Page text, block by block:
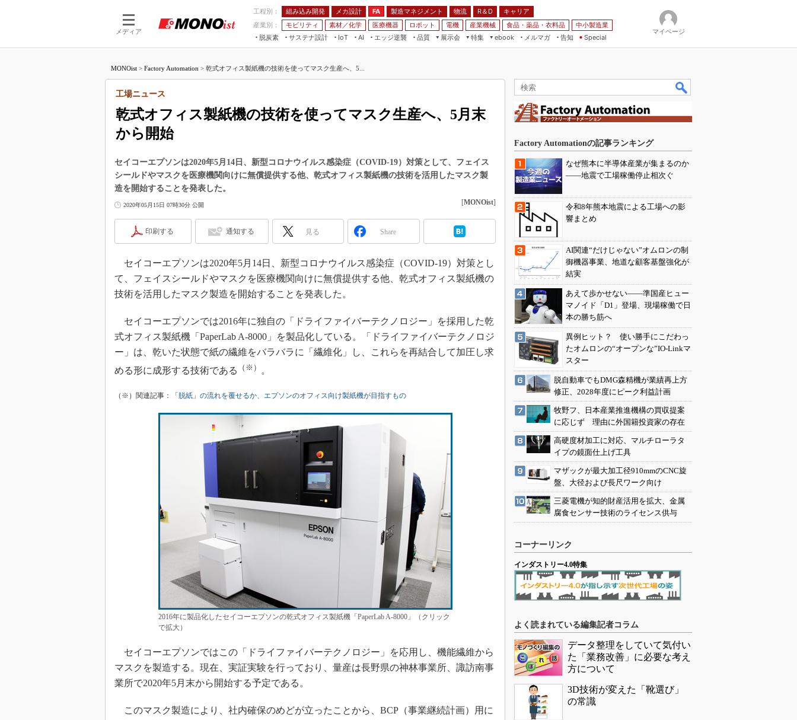
メディア
工程別： 組み込み開発 メカ設計 FA 製造マネジメント 物流 R＆D
キャリア
産業別：
モビリティ 素材／化学 医療機器 ロボット 電機 産業機械 食品・薬品・衣料品
中小製造業
脱炭素
サステナ設計
IoT
つながる工場
AI
AI×設備保全
エッジ逆襲 品質
展示会
JIMTOF
IIFES
TECHNO-FRONTIER
EdgeTech+
日本ものづくりワールド
AUTOMOTIVE WORLD
産業オープンネット展
特集
つながるクルマ
組み込み画像技術
組み込みモデリング
ISO26262
3Dプリンタ
インダストリー4.0
イノベーション
植物工場
知財マネジメント
グローバル設計・開発
制御セキュリティ
新型コロナへの対応
ebook
メルマガ
告知 Special
マイページ
MONOist > Factory Automation > 乾式オフィス製紙機の技術を使ってマスク生産へ、5...
乾式オフィス製紙機の技術を使ってマスク生産へ、5月末
から開始
工場ニュース
セイコーエプソンは2020年5月14日、新型コロナウイルス感染症（COVID-19）対策として、フェイス
シールドやマスクを医療機関向けに無償提供する他、乾式オフィス製紙機の技術を活用したマスク製
造を開始することを発表した。
2020年05月15日 07時30分 公開 [MONOist]
印刷する 通知する 見る Share
セイコーエプソンは2020年5月14日、新型コロナウイルス感染症（COVID-19）対策とし
て、フェイスシールドやマスクを医療機関向けに無償提供する他、乾式オフィス製紙機の
技術を活用したマスク製造を開始することを発表した。
セイコーエプソンでは2016年に独自の「ドライファイバーテクノロジー」を採用した乾
式オフィス製紙機「PaperLab A-8000」を製品化している。「ドライファイバーテクノロジ
ー」は、乾いた状態で紙の繊維をバラバラに「繊維化」し、これらを再結合して加圧し求
める形に成形する技術である
（※） 。
（※）関連記事： 「脱紙」の流れを覆せるか、エプソンのオフィス向け製紙機が目指すもの
2016年に製品化したセイコーエプソンの乾式オフィス製紙機「PaperLab A-8000」（クリック
で拡大）
セイコーエプソンではこの「ドライファイバーテクノロジー」を応用し、機能繊維から
マスクを製造する。現在、実証実験を行っており、量産は長野県の神林事業所、諏訪南事
業所で2020年5月末から開始する予定である。
このマスク製造により、社内確保のめどが立ったことから、BCP（事業継続計画）用に
Factory Automationの記事ランキング
なぜ熊本に半導体産業が集まるのか
――地震で工場稼働停止相次ぐ
令和8年熊本地震による工場への影
響まとめ
AI関連“だけじゃない”オムロンの制
御機器事業、地道な顧客基盤強化が
結実
あえて歩かせない――準国産ヒュー
マノイド「D1」登場、現場稼働で日
本の勝ち筋へ
異例ヒット？ 使い勝手にこだわっ
たオムロンの“オープンな”IO-Linkマ
スター
脱自動車でもDMG森精機が業績再上方
修正、2028年度にピーク利益計画
牧野フ、日本産業推進機構の買収提案
に応じず 理由に外国籍投資家の存在
高硬度材加工に対応、マルチローラタ
イプの鏡面仕上げ工具
マザックが最大加工径910mmのCNC旋
盤、大径および長尺ワーク向け
三菱電機が知的財産活用を拡大、金属
腐食センサー技術のライセンス供与
コーナーリンク
インダストリー4.0特集
よく読まれている編集記者コラム
データ整理をしていて気付い
た「業務改善」に必要な考え
方について
3D技術が変えた「靴選び」
の常識